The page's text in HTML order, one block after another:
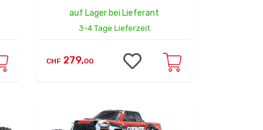
auf Lager bei Lieferant
3-4 Tage Lieferzeit
CHF279,00